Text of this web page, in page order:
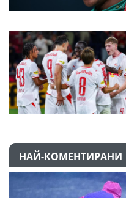
НАЙ-КОМЕНТИРАНИ